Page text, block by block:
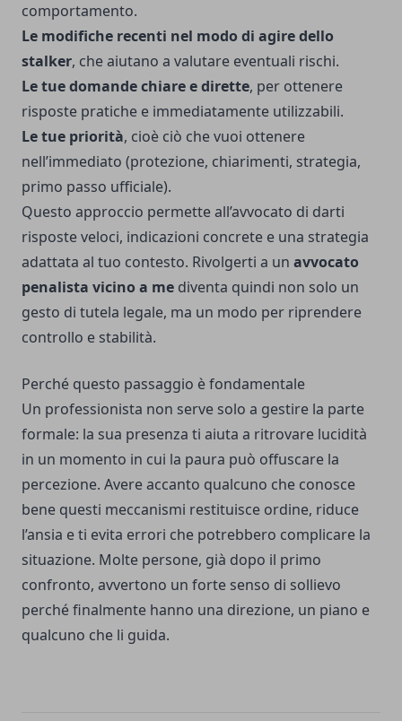
comportamento.
Le modifiche recenti nel modo di agire dello
stalker, che aiutano a valutare eventuali rischi.
Le tue domande chiare e dirette, per ottenere
risposte pratiche e immediatamente utilizzabili.
Le tue priorità, cioè ciò che vuoi ottenere
nell’immediato (protezione, chiarimenti, strategia,
primo passo ufficiale).
Questo approccio permette all’avvocato di darti
risposte veloci, indicazioni concrete e una strategia
adattata al tuo contesto. Rivolgerti a un avvocato
penalista vicino a me diventa quindi non solo un
gesto di tutela legale, ma un modo per riprendere
controllo e stabilità.
Perché questo passaggio è fondamentale
Un professionista non serve solo a gestire la parte
formale: la sua presenza ti aiuta a ritrovare lucidità
in un momento in cui la paura può offuscare la
percezione. Avere accanto qualcuno che conosce
bene questi meccanismi restituisce ordine, riduce
l’ansia e ti evita errori che potrebbero complicare la
situazione. Molte persone, già dopo il primo
confronto, avvertono un forte senso di sollievo
perché finalmente hanno una direzione, un piano e
qualcuno che li guida.